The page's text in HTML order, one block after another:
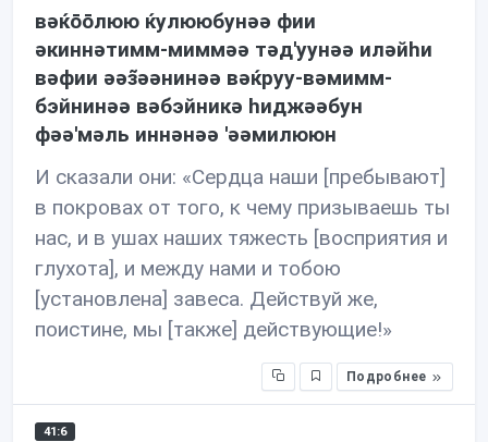
вəќōōлюю ќулююбунəə фии
əкиннəтимм-миммəə тəд'уунəə илəйhи
вəфии əəз̃əəнинəə вəќруу-вəмимм-
бэйнинəə вəбэйникə hиджəəбун
фəə'мəль иннəнəə 'əəмилююн
И сказали они: «Сердца наши [пребывают]
в покровах от того, к чему призываешь ты
нас, и в ушах наших тяжесть [восприятия и
глухота], и между нами и тобою
[установлена] завеса. Действуй же,
поистине, мы [также] действующие!»
Подробнее
41:6